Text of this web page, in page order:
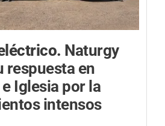
Naturgy
respuesta en
Iglesia por la
intensos